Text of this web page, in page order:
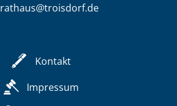
rathaus@troisdorf.de
Kontakt
Impressum